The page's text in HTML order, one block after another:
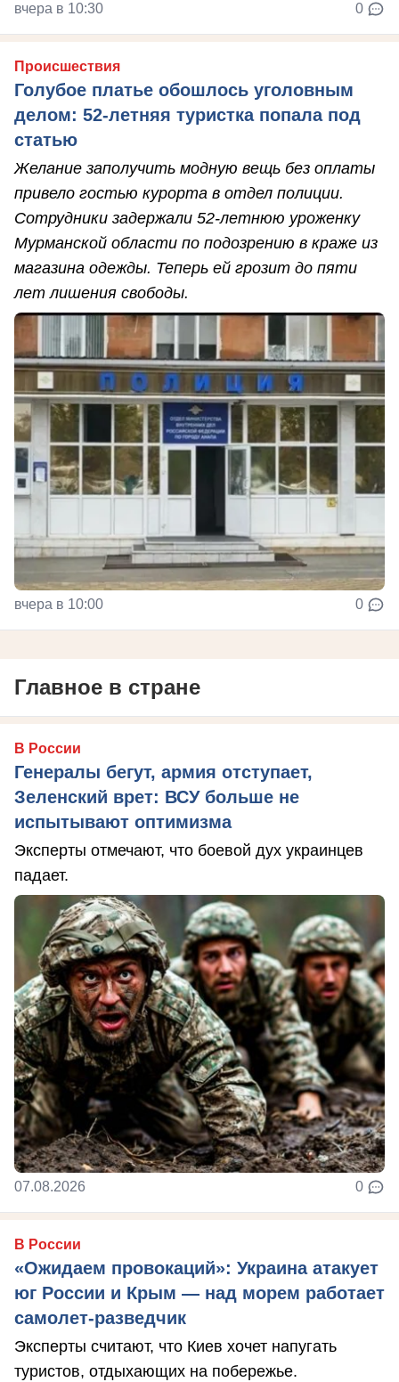
вчера в 10:30 0
Происшествия
Голубое платье обошлось уголовным
делом: 52-летняя туристка попала под
статью
Желание заполучить модную вещь без оплаты
привело гостью курорта в отдел полиции.
Сотрудники задержали 52-летнюю уроженку
Мурманской области по подозрению в краже из
магазина одежды. Теперь ей грозит до пяти
лет лишения свободы.
вчера в 10:00 0
Главное в стране
В России
Генералы бегут, армия отступает,
Зеленский врет: ВСУ больше не
испытывают оптимизма
Эксперты отмечают, что боевой дух украинцев
падает.
07.08.2026 0
В России
«Ожидаем провокаций»: Украина атакует
юг России и Крым — над морем работает
самолет-разведчик
Эксперты считают, что Киев хочет напугать
туристов, отдыхающих на побережье.